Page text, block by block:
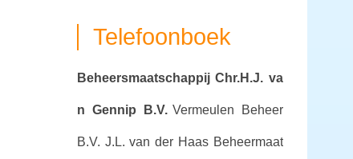
Telefoonboek
Beheersmaatschappij Chr.H.J. va
n Gennip B.V. Vermeulen Beheer
B.V. J.L. van der Haas Beheermaat